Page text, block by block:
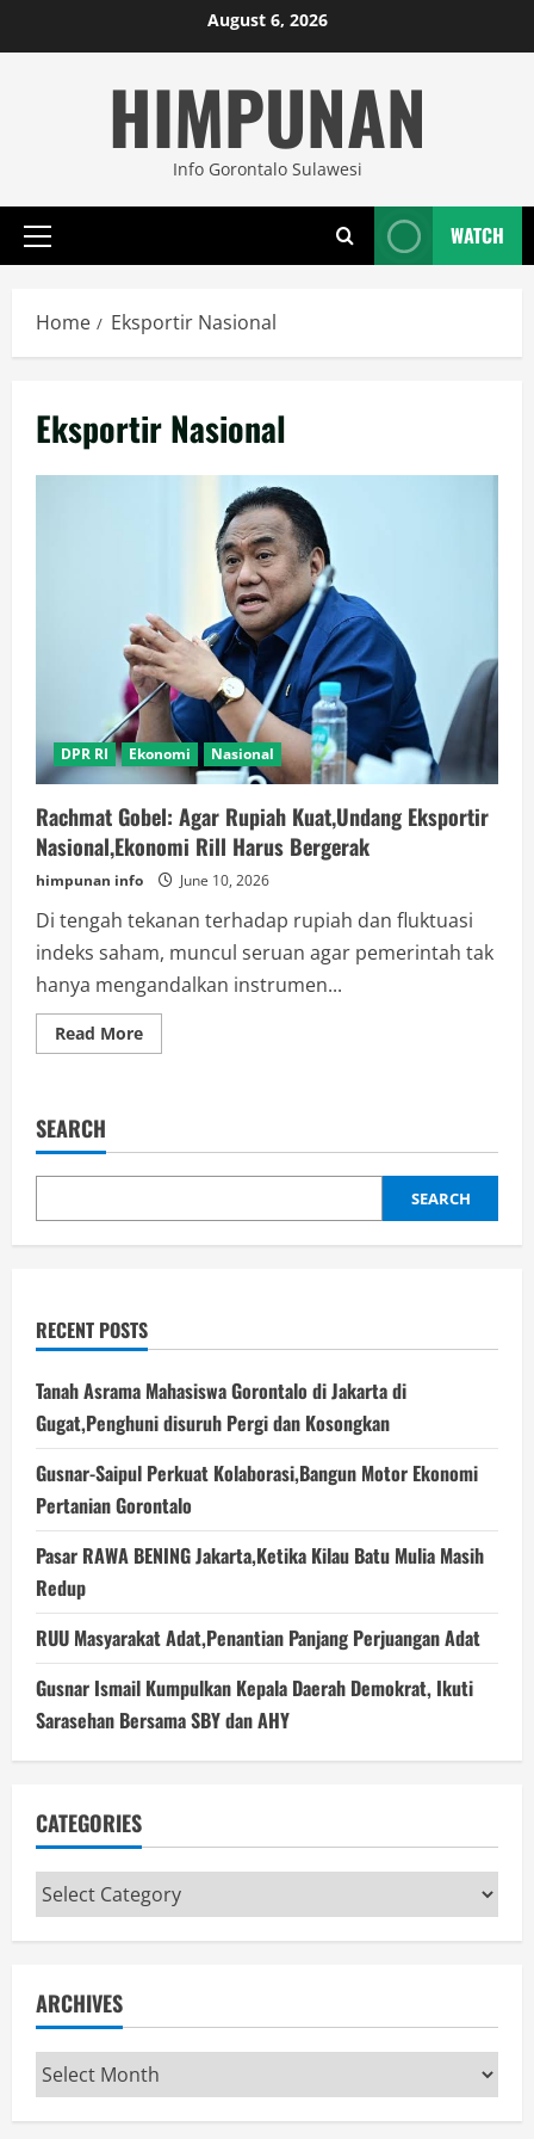
to
August 6, 2026
HIMPUNAN
Info Gorontalo Sulawesi
Primary
WATCH
Home Eksportir Nasional
Eksportir Nasional
DPR RI Ekonomi Nasional
Rachmat Gobel: Agar Rupiah Kuat,Undang Eksportir
Nasional,Ekonomi Rill Harus Bergerak
himpunan info June 10, 2026
Di tengah tekanan terhadap rupiah dan fluktuasi
indeks saham, muncul seruan agar pemerintah tak
hanya mengandalkan instrumen...
Read MoreRead
more
Kuat,Undang
Nasional,Ekonomi
Harus
SEARCH
SEARCH
RECENT POSTS
Tanah Asrama Mahasiswa Gorontalo di Jakarta di
Gugat,Penghuni disuruh Pergi dan Kosongkan
Gusnar-Saipul Perkuat Kolaborasi,Bangun Motor Ekonomi
Pertanian Gorontalo
Pasar RAWA BENING Jakarta,Ketika Kilau Batu Mulia Masih
Redup
RUU Masyarakat Adat,Penantian Panjang Perjuangan Adat
Gusnar Ismail Kumpulkan Kepala Daerah Demokrat, Ikuti
Sarasehan Bersama SBY dan AHY
CATEGORIES
Categories
ARCHIVES
Archives